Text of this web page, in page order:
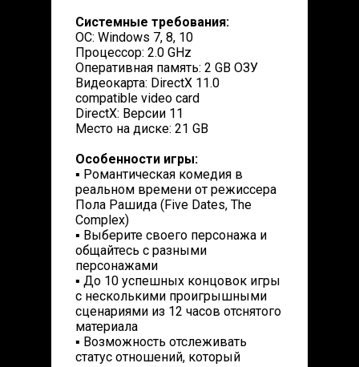
Системные требования:
ОС: Windows 7, 8, 10
Процессор: 2.0 GHz
Оперативная память: 2 GB ОЗУ
Видеокарта: DirectX 11.0
compatible video card
DirectX: Версии 11
Место на диске: 21 GB
Особенности игры:
▪ Романтическая комедия в
реальном времени от режиссера
Пола Рашида (Five Dates, The
Complex)
▪ Выберите своего персонажа и
общайтесь с разными
персонажами
▪ До 10 успешных концовок игры
с несколькими проигрышными
сценариями из 12 часов отснятого
материала
▪ Возможность отслеживать
статус отношений, который